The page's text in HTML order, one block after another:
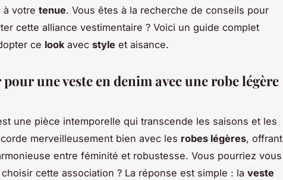
à votre tenue. Vous êtes à la recherche de conseils pour
cette alliance vestimentaire ? Voici un guide complet
ce look avec style et aisance.
une veste en denim avec une robe légère
une pièce intemporelle qui transcende les saisons et les
merveilleusement bien avec les robes légères, offrant
entre féminité et robustesse. Vous pourriez vous
cette association ? La réponse est simple : la veste